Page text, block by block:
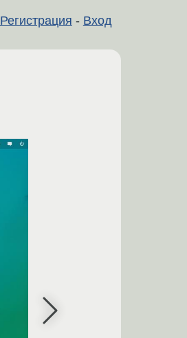
Регистрация - Вход